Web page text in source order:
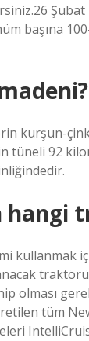
başına
kurşun-
tüneli 92
hangi
kullanmak
olması
tüm